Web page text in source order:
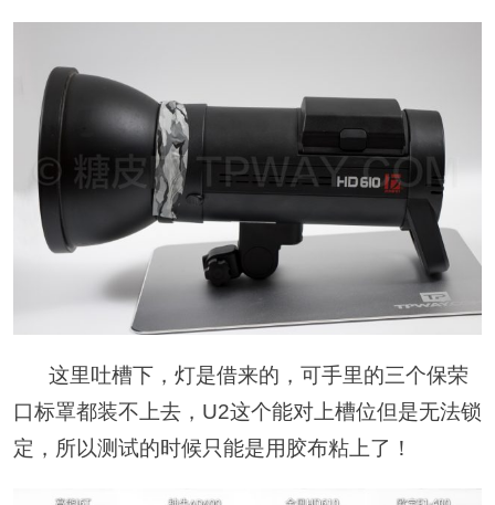
这里吐槽下，灯是借来的，可手里的三个保荣
口标罩都装不上去，U2这个能对上槽位但是无法锁
定，所以测试的时候只能是用胶布粘上了！